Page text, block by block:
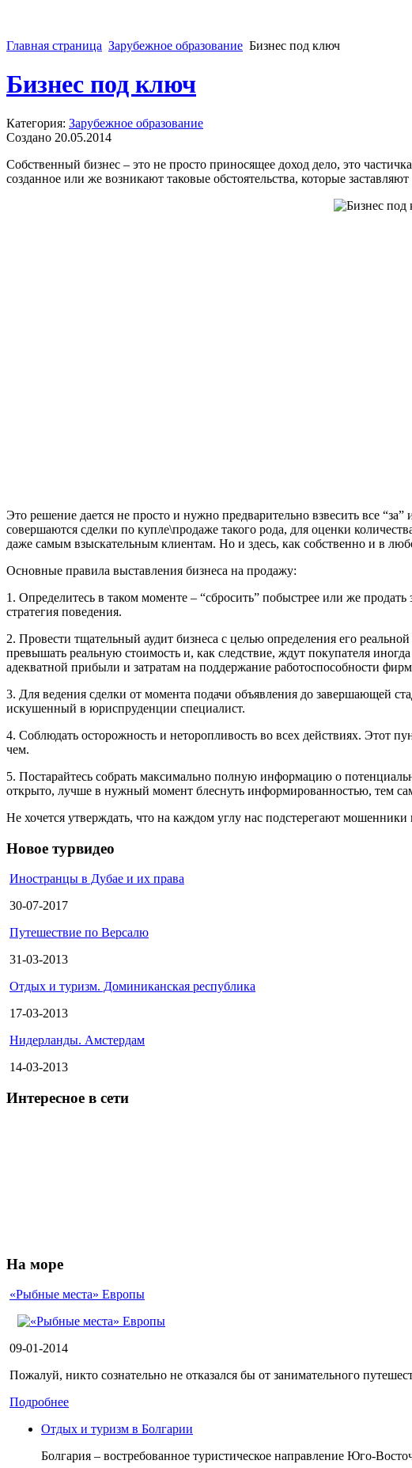
Главная страница Зарубежное образование Бизнес под ключ
Бизнес под ключ
Категория: Зарубежное образование
Создано 20.05.2014
Собственный бизнес – это не просто приносящее доход дело, это
созданное или же возникают таковые обстоятельства, которые
Это решение дается не просто и нужно предварительно взвесить все
совершаются сделки по купле\продаже такого рода, для оценки
даже самым взыскательным клиентам. Но и здесь, как собственно и в
Основные правила выставления бизнеса на продажу:
1. Определитесь в таком моменте – “сбросить” побыстрее или же
стратегия поведения.
2. Провести тщательный аудит бизнеса с целью определения его
превышать реальную стоимость и, как следствие, ждут покупателя
адекватной прибыли и затратам на поддержание работоспособности
3. Для ведения сделки от момента подачи объявления до завершающей
искушенный в юриспруденции специалист.
4. Соблюдать осторожность и неторопливость во всех действиях. Этот
чем.
5. Постарайтесь собрать максимально полную информацию о
открыто, лучше в нужный момент блеснуть информированностью, тем
Не хочется утверждать, что на каждом углу нас подстерегают
Новое турвидео
Иностранцы в Дубае и их права
30-07-2017
Путешествие по Версалю
31-03-2013
Отдых и туризм. Доминиканская республика
17-03-2013
Нидерланды. Амстердам
14-03-2013
Интересное в сети
На море
«Рыбные места» Европы
09-01-2014
Пожалуй, никто сознательно не отказался бы от занимательного
Подробнее
Отдых и туризм в Болгарии
Болгария – востребованное туристическое направление Юго-